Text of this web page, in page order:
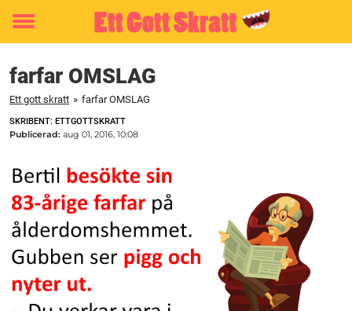
Toggle
farfar OMSLAG
Ett gott skratt » farfar OMSLAG
SKRIBENT: ETTGOTTSKRATT
Publicerad: aug 01, 2016, 10:08